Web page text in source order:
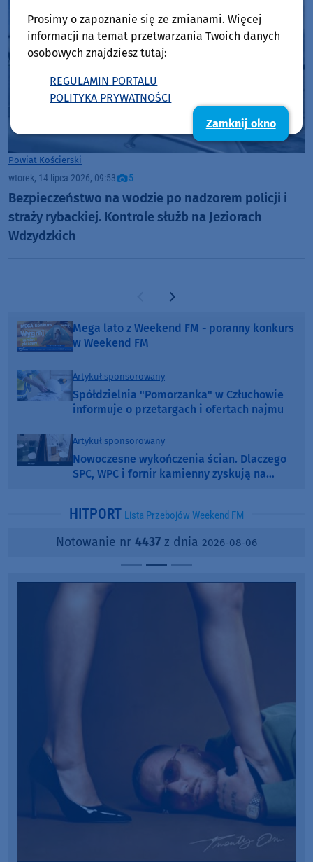
Powiat Kościerski
wtorek, 14 lipca 2026, 09:53 5
Bezpieczeństwo na wodzie po nadzorem policji i
straży rybackiej. Kontrole służb na Jeziorach
Wdzydzkich
Poprzednia strona
Następna strona
Mega lato z Weekend FM - poranny konkurs
w Weekend FM
Artykuł sponsorowany
Spółdzielnia "Pomorzanka" w Człuchowie
informuje o przetargach i ofertach najmu
Artykuł sponsorowany
Nowoczesne wykończenia ścian. Dlaczego
SPC, WPC i fornir kamienny zyskują na
HITPORT Lista Przebojów Weekend FM
Notowanie nr 4437 z dnia 2026-08-06
Prosimy o zapoznanie się ze zmianami. Więcej
informacji na temat przetwarzania Twoich danych
osobowych znajdziesz tutaj:
REGULAMIN PORTALU
POLITYKA PRYWATNOŚCI
Zamknij okno